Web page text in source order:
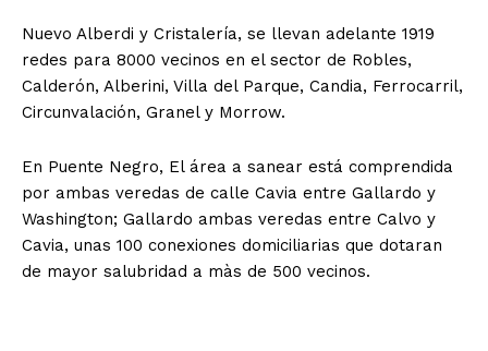
Nuevo Alberdi y Cristalería, se llevan adelante 1919
redes para 8000 vecinos en el sector de Robles,
Calderón, Alberini, Villa del Parque, Candia, Ferrocarril,
Circunvalación, Granel y Morrow.
En Puente Negro, El área a sanear está comprendida
por ambas veredas de calle Cavia entre Gallardo y
Washington; Gallardo ambas veredas entre Calvo y
Cavia, unas 100 conexiones domiciliarias que dotaran
de mayor salubridad a màs de 500 vecinos.